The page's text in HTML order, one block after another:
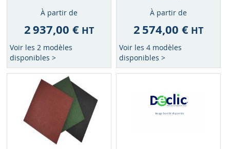
À partir de
2 937,00 € HT
Voir les 2 modèles
disponibles >
À partir de
2 574,00 € HT
Voir les 4 modèles
disponibles >